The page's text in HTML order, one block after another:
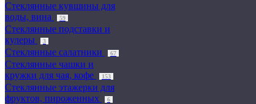
Стеклянные кувшины для
воды, вина
59
Стеклянные подставки и
кулеры
3
Стеклянные салатники 67
Стеклянные чашки и
кружки для чая, кофе
153
Стеклянные этажерки для
фруктов, пироженных
6